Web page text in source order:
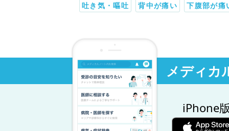
吐き気・嘔吐 背中が痛い 下腹部が痛
メディカ
iPhone